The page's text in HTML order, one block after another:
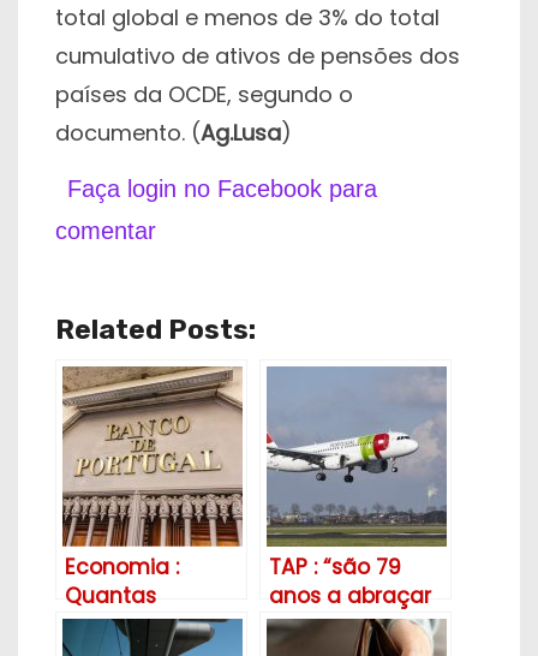
total global e menos de 3% do total
cumulativo de ativos de pensões dos
países da OCDE, segundo o
documento. (Ag.Lusa)
Faça login no Facebook para
comentar
Related Posts:
Economia :
Quantas
pessoas
TAP : “são 79
anos a abraçar
o Mundo”.